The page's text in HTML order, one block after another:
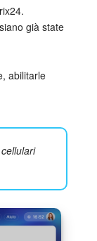
già state
abilitarle